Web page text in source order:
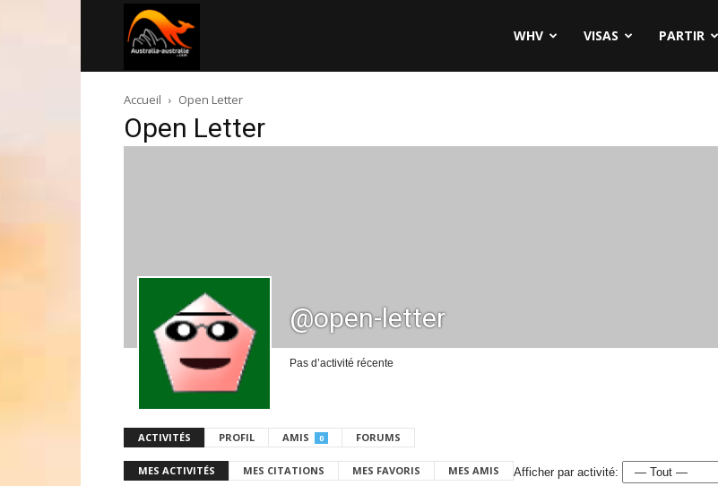
australie.com
WHV VISAS PARTIR
Accueil Open Letter
Open Letter
@open-letter
Pas d’activité récente
ACTIVITÉS PROFIL AMIS 0 FORUMS
MES ACTIVITÉS MES CITATIONS MES FAVORIS MES AMIS Afficher par activité: